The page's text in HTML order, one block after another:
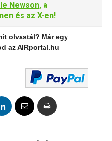
Newson, a
és az X-en!
olvastál? Már egy
az AIRportal.hu